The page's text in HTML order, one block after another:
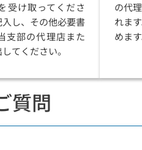
受け取ってくださ
し、その他必要書
支部の代理店また
てください。
の代
れま
めます
質問